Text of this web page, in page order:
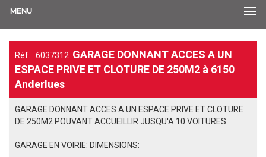
MENU
Réf. : 6037312 GARAGE DONNANT ACCES A UN
ESPACE PRIVE ET CLOTURE DE 250M2 à 6150
Anderlues
GARAGE DONNANT ACCES A UN ESPACE PRIVE ET CLOTURE
DE 250M2 POUVANT ACCUEILLIR JUSQU'A 10 VOITURES
GARAGE EN VOIRIE: DIMENSIONS: